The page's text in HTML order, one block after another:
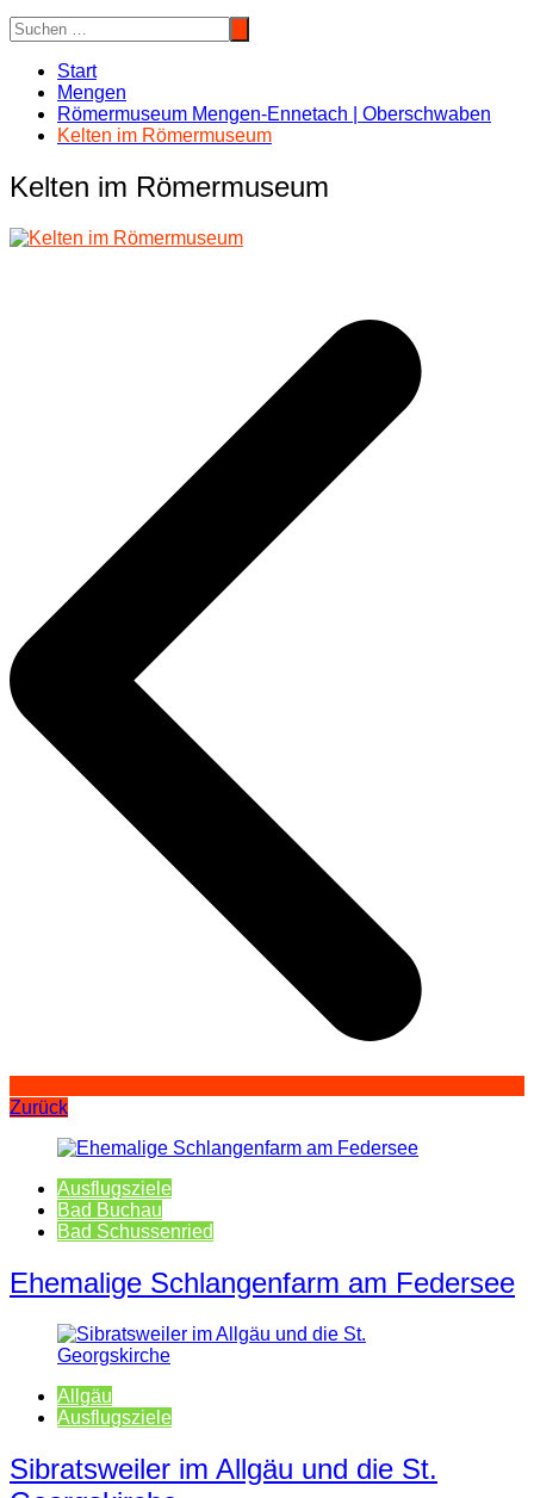
Start
Mengen
Römermuseum Mengen-Ennetach | Oberschwaben
Kelten im Römermuseum
Kelten im Römermuseum
Zurück
Ausflugsziele
Bad Buchau
Bad Schussenried
Ehemalige Schlangenfarm am Federsee
Allgäu
Ausflugsziele
Sibratsweiler im Allgäu und die St.